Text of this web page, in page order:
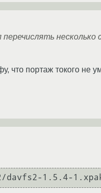
несколько
что портаж токого не